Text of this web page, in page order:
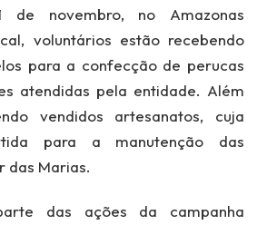
de novembro, no Amazonas
voluntários estão recebendo
para a confecção de perucas
atendidas pela entidade. Além
vendidos artesanatos, cuja
para a manutenção das
das Marias.
das ações da campanha